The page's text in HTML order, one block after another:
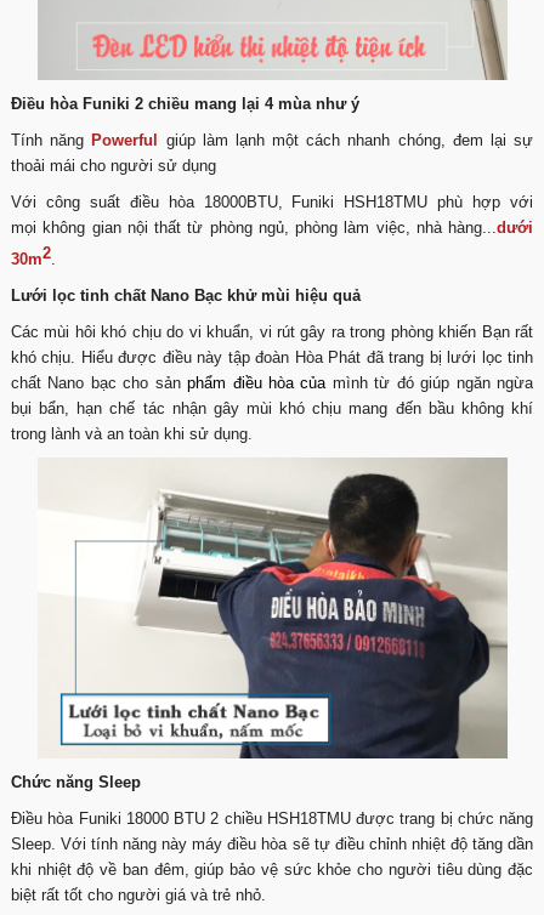
Điều hòa Funiki 2 chiều mang lại 4 mùa như ý
Tính năng Powerful
giúp làm lạnh một cách nhanh chóng, đem lại sự
thoải mái cho người sử dụng
Với công suất điều hòa 18000BTU, Funiki HSH18TMU phù hợp với
mọi không gian nội thất từ phòng ngủ, phòng làm việc, nhà hàng...dưới
30m2.
Lưới lọc tinh chất Nano Bạc khử mùi hiệu quả
Các mùi hôi khó chịu do vi khuẩn, vi rút gây ra trong phòng khiến Bạn rất
khó chịu. Hiểu được điều này tập đoàn Hòa Phát đã trang bị lưới lọc tinh
chất Nano bạc cho sảnphẩm điều hòacủa mình từ đó giúp ngăn ngừa
bụi bẩn, hạn chế tác nhận gây mùi khó chịu mang đến bầu không khí
trong lành và an toàn khi sử dụng.
Chức năng Sleep
Điều hòa Funiki 18000 BTU 2 chiều HSH18TMU được trang bị chức năng
Sleep. Với tính năng này máy điều hòa sẽ tự điều chỉnh nhiệt độ tăng dần
khi nhiệt độ về ban đêm, giúp bảo vệ sức khỏe cho người tiêu dùng đặc
biệt rất tốt cho người giá và trẻ nhỏ.